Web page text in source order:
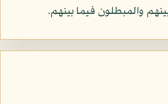
والمبطلون فيما بينهم.